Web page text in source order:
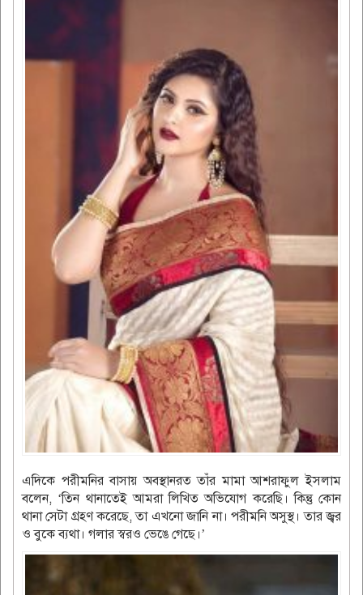
এদিকে পরীমনির বাসায় অবস্থানরত তাঁর মামা আশরাফুল ইসলাম
বলেন, ‘তিন থানাতেই আমরা লিখিত অভিযোগ করেছি। কিন্তু কোন
থানা সেটা গ্রহণ করেছে, তা এখনো জানি না। পরীমনি অসুস্থ। তার জ্বর
ও বুকে ব্যথা। গলার স্বরও ভেঙে গেছে।’